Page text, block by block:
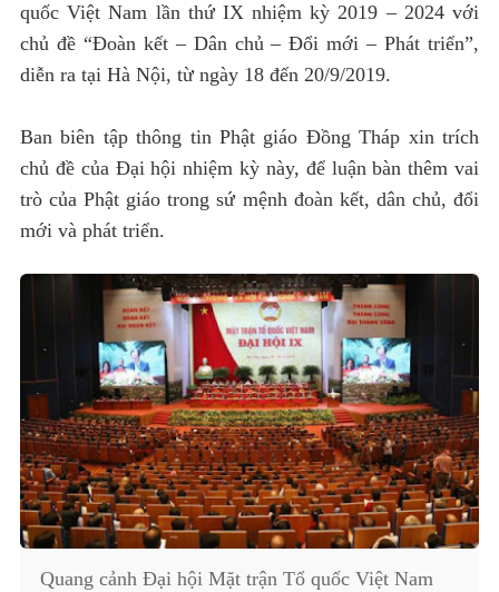
quốc Việt Nam lần thứ IX nhiệm kỳ 2019 – 2024 với
chủ đề “Đoàn kết – Dân chủ – Đổi mới – Phát triển”,
diễn ra tại Hà Nội, từ ngày 18 đến 20/9/2019.
Ban biên tập thông tin Phật giáo Đồng Tháp xin trích
chủ đề của Đại hội nhiệm kỳ này, để luận bàn thêm vai
trò của Phật giáo trong sứ mệnh đoàn kết, dân chủ, đổi
mới và phát triển.
Quang cảnh Đại hội Mặt trận Tổ quốc Việt Nam